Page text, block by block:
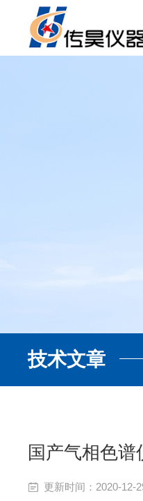
技术文章
国产气相色谱
更新时间：2020-12-